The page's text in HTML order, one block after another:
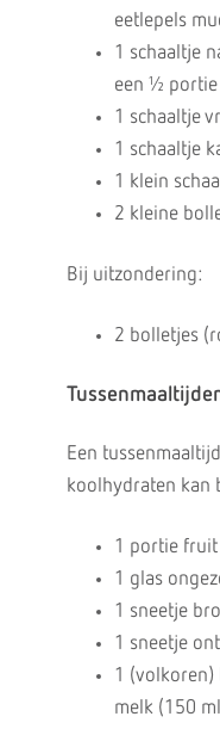
eetlepels
1 schaaltje
een ½
1 schaaltje
1 schaaltje
1 klein
2 kleine
Bij uitzondering:
2 bolletjes
Een
koolhydraten kan
1 portie fruit
1 glas
1 sneetje
1 sneetje
1 (volkoren)
melk (150